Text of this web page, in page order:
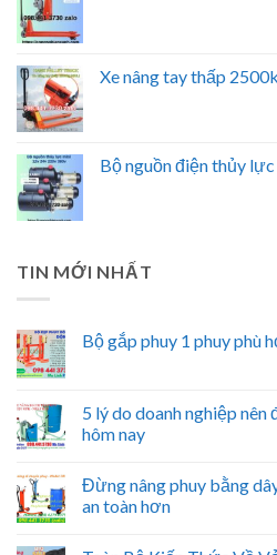
Xe nâng tay thấp
Bộ nguồn điện thủy
TIN MỚI NHẤT
Bộ gắp phuy 1 phuy phù
5 lý do doanh nghiệp
hôm nay
Đừng nâng phuy bằng
an toàn hơn